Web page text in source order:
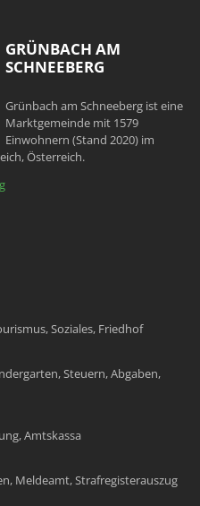
GRÜNBACH AM
SCHNEEBERG
Grünbach am Schneeberg ist eine
Marktgemeinde mit 1579
Einwohnern (Stand 2020) im
Österreich.
Soziales, Friedhof
Steuern, Abgaben,
Amtskassa
Meldeamt, Strafregisterauszug